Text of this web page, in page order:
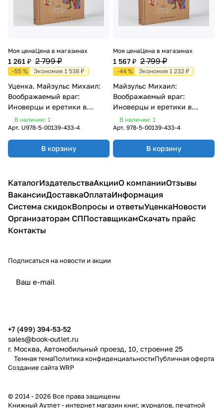
Моя цена
1 261 ₽
Цена в магазинах
2 799 ₽
-55 % Экономия 1 538 ₽
Уценка. Майзульс Михаил:
Воображаемый враг:
Иноверцы и еретики в
средневековой иконографии
В наличии: 1
Арт. U978-5-00139-433-4
В корзину
Моя цена
1 567 ₽
Цена в магазинах
2 799 ₽
-44 % Экономия 1 232 ₽
Майзульс Михаил:
Воображаемый враг:
Иноверцы и еретики в
средневековой иконографии
В наличии: 1
Арт. 978-5-00139-433-4
В корзину
КаталогИздательстваАкцииО компанииОтзывы
ВакансииДоставкаОплатаИнформация
Система скидокВопросы и ответыУценкаНовости
Организаторам СППоставщикамСкачать прайс
Контакты
Подписаться на новости и акции
+7 (499) 394-53-52
sales@book-outlet.ru
г. Москва, Автомобильный проезд, 10, строение 25
Темная темаПолитика конфиденциальностиПубличная оферта
Создание сайтаWRP
© 2014 - 2026 Все права защищены
Книжный Аутлет - интернет магазин книг, журналов, печатной